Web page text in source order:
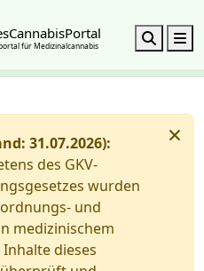
für Medizinalcannabis Search
×
31.07.2026):
des GKV-
wurden
und
medizinischem
dieses